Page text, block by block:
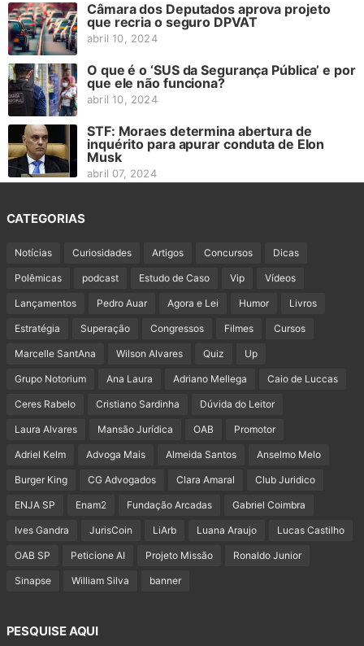
Câmara dos Deputados aprova projeto
que recria o seguro DPVAT
abril 10, 2024
O que é o ‘SUS da Segurança Pública’ e por
que ele não funciona?
abril 10, 2024
STF: Moraes determina abertura de
inquérito para apurar conduta de Elon
Musk
abril 07, 2024
CATEGORIAS
Notícias Curiosidades Artigos Concursos Dicas
Polêmicas podcast Estudo de Caso Vip Vídeos
Lançamentos Pedro Auar Agora e Lei Humor Livros
Estratégia Superação Congressos Filmes Cursos
Marcelle SantAna Wilson Alvares Quiz Up
Grupo Notorium Ana Laura Adriano Mellega Caio de Luccas
Ceres Rabelo Cristiano Sardinha Dúvida do Leitor
Laura Alvares Mansão Jurídica OAB Promotor
Adriel Kelm Advoga Mais Almeida Santos Anselmo Melo
Burger King CG Advogados Clara Amaral Club Juridico
ENJA SP Enam2 Fundação Arcadas Gabriel Coimbra
Ives Gandra JurisCoin LiArb Luana Araujo Lucas Castilho
OAB SP Peticione AI Projeto Missão Ronaldo Junior
Sinapse William Silva banner
PESQUISE AQUI